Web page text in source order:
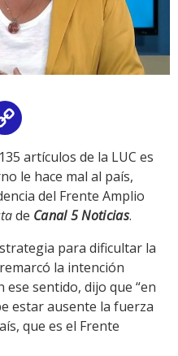
Link
artículos de la LUC es
le hace mal al país,
del Frente Amplio
de Canal 5 Noticias.
para dificultar la
la intención
sentido, dijo que “en
estar ausente la fuerza
que es el Frente